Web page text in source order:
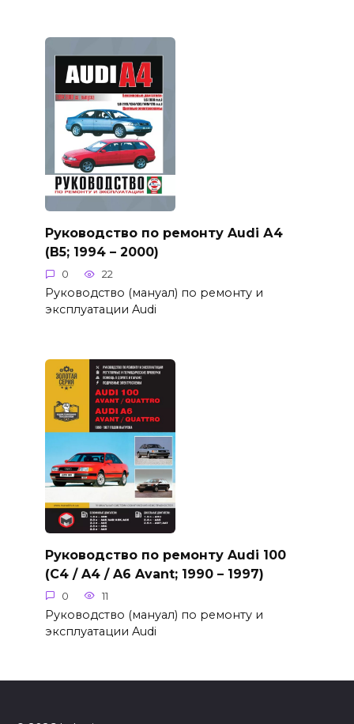
Руководство по ремонту Audi А4
(B5; 1994 – 2000)
0 22
Руководство (мануал) по ремонту и
эксплуатации Audi
Руководство по ремонту Audi 100
(C4 / A4 / A6 Avant; 1990 – 1997)
0 11
Руководство (мануал) по ремонту и
эксплуатации Audi